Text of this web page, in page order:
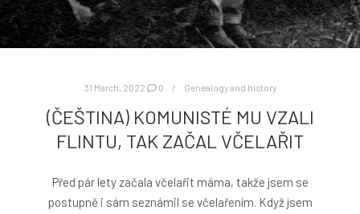
31 March, 2022 0 Genealogy and history
(ČEŠTINA) KOMUNISTÉ MU VZALI
FLINTU, TAK ZAČAL VČELAŘIT
Před pár lety začala včelařit máma, takže jsem se
postupně i sám seznámil se včelařením. Když jsem